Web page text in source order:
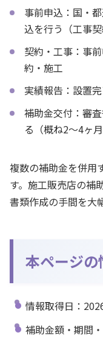
事前申込：国・
込を行う（工事契
契約・工事：事
約・施工
実績報告：設置
補助金交付：審
る（概ね2〜4ヶ月
複数の補助金を併用
す。施工販売店の補
書類作成の手間を大
本ページの
情報取得日：
補助金額・期間